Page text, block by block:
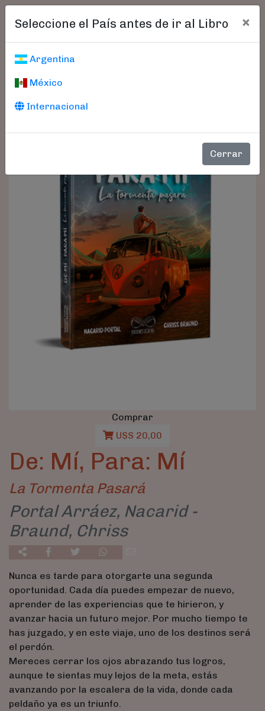
Seleccione el País antes de ir al Libro ×
Argentina
México
Internacional
Cerrar
Comprar
U$S 20,00
De: Mí, Para: Mí
La Tormenta Pasará
Portal Arráez, Nacarid -
Braund, Chriss
Nunca es tarde para otorgarte una segunda
oportunidad. Cada día puedes empezar de nuevo,
aprender de las experiencias que te hirieron, y
avanzar hacia un futuro mejor. Por mucho tiempo te
has juzgado, y en este viaje, uno de los destinos será
el perdón.
Mereces cerrar los ojos abrazando tus logros,
aunque te sientas muy lejos de la meta, estás
avanzando por la escalera de la vida, donde cada
peldaño ya es un triunfo.